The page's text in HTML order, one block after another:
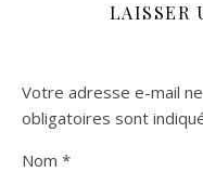
LAISSER
Votre adresse e-mail
obligatoires sont
Nom *